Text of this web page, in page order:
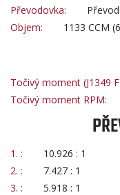
Převodovka:
Objem:
1133 CCM
Točivý moment (J1349
Točivý moment RPM:
1. :
10.926 : 1
2. :
7.427 : 1
3. :
5.918 : 1